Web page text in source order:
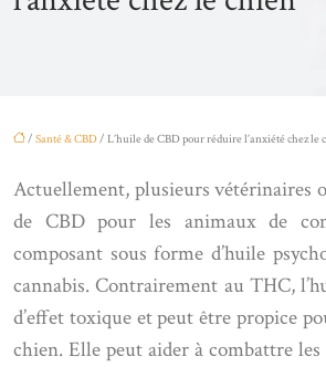
/ Santé & CBD/ L’huile de CBD pour réduire l’anxiété chez le
Actuellement, plusieurs vétérinaires
de CBD pour les animaux de
composant sous forme d’huile
cannabis. Contrairement au THC,
d’effet toxique et peut être propice
chien. Elle peut aider à combattre